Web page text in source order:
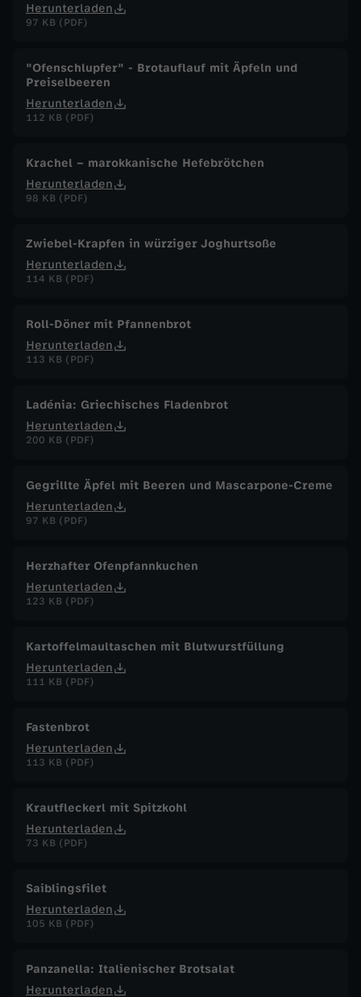
Herunterladen
97 KB (PDF)
"Ofenschlupfer" - Brotauflauf mit Äpfeln und
Preiselbeeren
Herunterladen
112 KB (PDF)
Krachel – marokkanische Hefebrötchen
Herunterladen
98 KB (PDF)
Zwiebel-Krapfen in würziger Joghurtsoße
Herunterladen
114 KB (PDF)
Roll-Döner mit Pfannenbrot
Herunterladen
113 KB (PDF)
Ladénia: Griechisches Fladenbrot
Herunterladen
200 KB (PDF)
Gegrillte Äpfel mit Beeren und Mascarpone-Creme
Herunterladen
97 KB (PDF)
Herzhafter Ofenpfannkuchen
Herunterladen
123 KB (PDF)
Kartoffelmaultaschen mit Blutwurstfüllung
Herunterladen
111 KB (PDF)
Fastenbrot
Herunterladen
113 KB (PDF)
Krautfleckerl mit Spitzkohl
Herunterladen
73 KB (PDF)
Saiblingsfilet
Herunterladen
105 KB (PDF)
Panzanella: Italienischer Brotsalat
Herunterladen